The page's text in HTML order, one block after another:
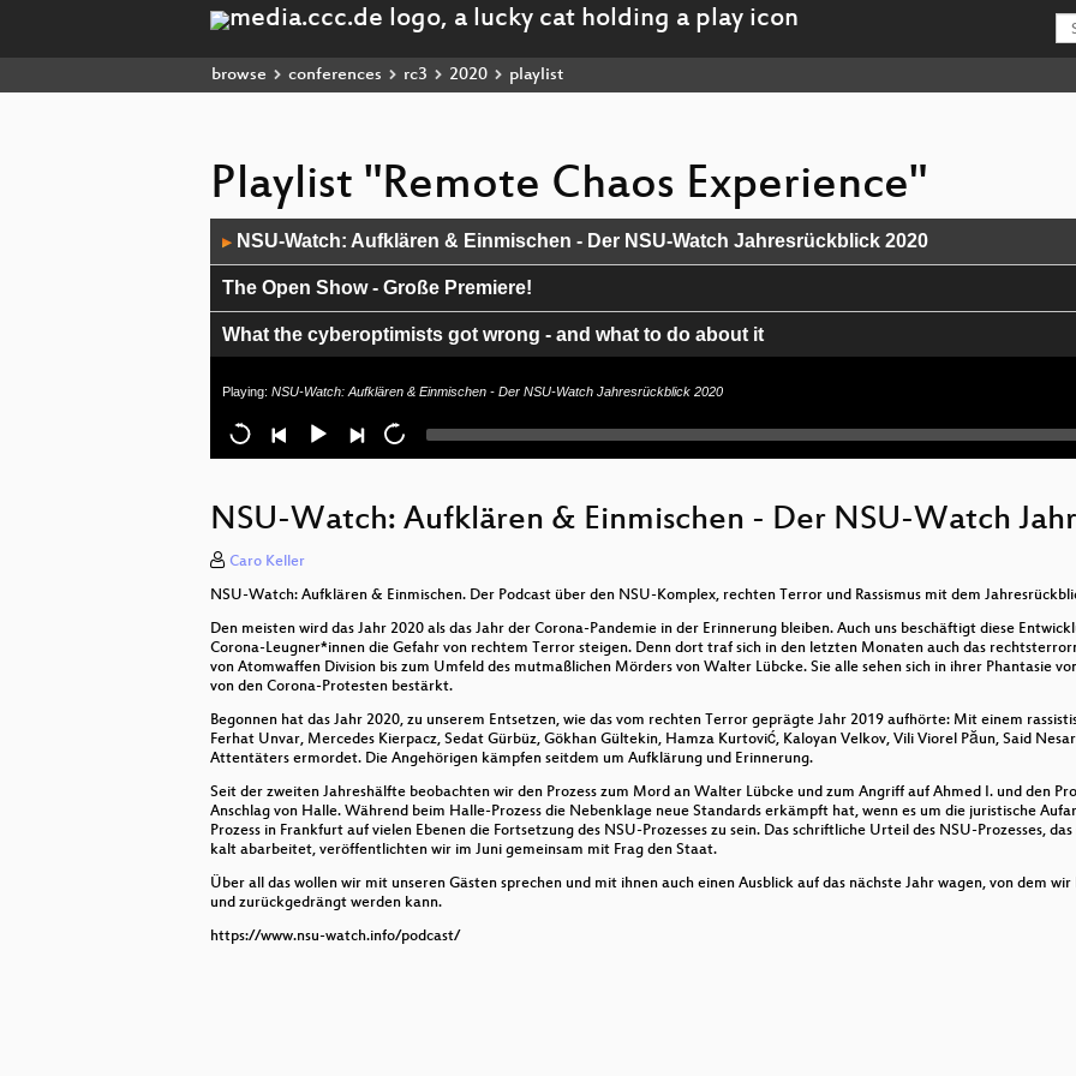
browse conferences rc3 2020 playlist
Playlist "Remote Chaos Experience"
Player
▶ NSU-Watch: Aufklären & Einmischen - Der NSU-Watch Jahresrückblick 2020
The Open Show - Große Premiere!
What the cyberoptimists got wrong - and what to do about it
Wir wollen die ganze Bäckerei: Feministische Organisation an der Kunsthochschule - Ein
How to solve conflict in a community of equals
Operation Mindfuck Vol. 4
Binärgewitter Talk Live
Podcasting als produktive Unterrichtsmethode
Entbehrliches - Unterhaltsames Wissen aus der Wikipedia
Playing: NSU-Watch: Aufklären & Einmischen - Der NSU-Watch Jahresrückblick 2020
NSU-Watch: Aufklären & Einmischen - Der NSU-Watch
Caro Keller
NSU-Watch: Aufklären & Einmischen. Der Podcast über den NSU-Komplex, rechten Terror und Rassismus mit dem
Den meisten wird das Jahr 2020 als das Jahr der Corona-Pandemie in der Erinnerung bleiben. Auch uns beschäftigt diese
Corona-Leugner*innen die Gefahr von rechtem Terror steigen. Denn dort traf sich in den letzten Monaten auch das
von Atomwaffen Division bis zum Umfeld des mutmaßlichen Mörders von Walter Lübcke. Sie alle sehen sich in ihrer Phantasie
von den Corona-Protesten bestärkt.
Begonnen hat das Jahr 2020, zu unserem Entsetzen, wie das vom rechten Terror geprägte Jahr 2019 aufhörte: Mit einem
Ferhat Unvar, Mercedes Kierpacz, Sedat Gürbüz, Gökhan Gültekin, Hamza Kurtović, Kaloyan Velkov, Vili Viorel Păun, Said
Attentäters ermordet. Die Angehörigen kämpfen seitdem um Aufklärung und Erinnerung.
Seit der zweiten Jahreshälfte beobachten wir den Prozess zum Mord an Walter Lübcke und zum Angriff auf Ahmed I. und den
Anschlag von Halle. Während beim Halle-Prozess die Nebenklage neue Standards erkämpft hat, wenn es um die juristische
Prozess in Frankfurt auf vielen Ebenen die Fortsetzung des NSU-Prozesses zu sein. Das schriftliche Urteil des NSU-Prozesses,
kalt abarbeitet, veröffentlichten wir im Juni gemeinsam mit Frag den Staat.
Über all das wollen wir mit unseren Gästen sprechen und mit ihnen auch einen Ausblick auf das nächste Jahr wagen, von dem
und zurückgedrängt werden kann.
https://www.nsu-watch.info/podcast/